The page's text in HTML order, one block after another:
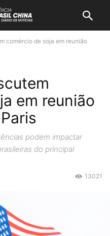
comércio de soja em reunião
em reunião
podem impactar
do principal
13021